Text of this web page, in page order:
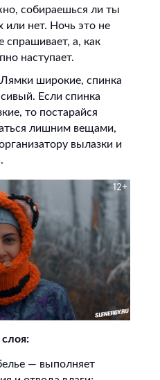
собираешься ли ты
или нет. Ночь это не
спрашивает, а, как
наступает.
широкие, спинка
Если спинка
то постарайся
лишним вещами,
вылазки и
— выполняет